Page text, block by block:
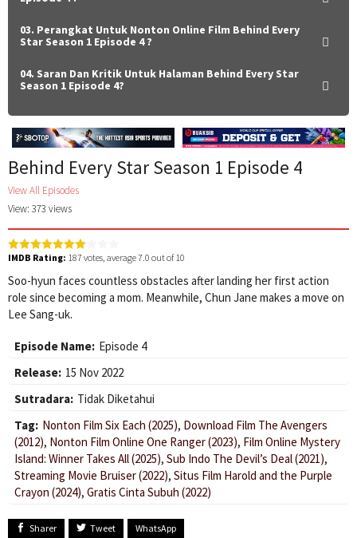
03. Perangkat Untuk Nonton Online Film Behind Every
Star Season 1 Episode 4 ?
04. Saran Dan Kritik Untuk Halaman Behind Every Star
Season 1 Episode 4?
Behind Every Star Season 1 Episode 4
View All Episodes
View: 373 views
IMDB Rating: 187 votes, average7.0 out of 10
Soo-hyun faces countless obstacles after landing her first action
role since becoming a mom. Meanwhile, Chun Jane makes a move on
Lee Sang-uk.
Episode Name: Episode 4
Release: 15 Nov 2022
Sutradara: Tidak Diketahui
Tag: Nonton Film Six Each (2025), Download Film The Avengers
(2012), Nonton Film Online One Ranger (2023), Film Online Mystery
Island: Winner Takes All (2025), Sub Indo The Devil’s Deal (2021),
Streaming Movie Bruiser (2022), Situs Film Harold and the Purple
Crayon (2024), Gratis Cinta Subuh (2022)
Sharer Tweet WhatsApp